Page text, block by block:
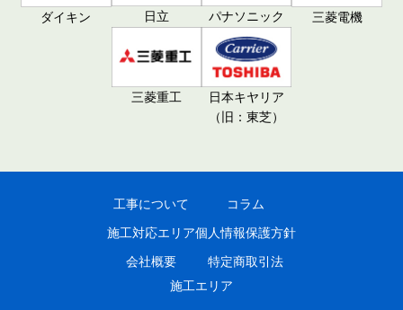
ダイキン 日立 パナソニック 三菱電機
三菱重工
日本キヤリア
（旧：東芝）
工事について
施工対応エリア
会社概要
コラム
個人情報保護方針
特定商取引法
施工エリア